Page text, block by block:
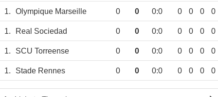
1. Olympique Marseille 0 0 0:0 0 0 0 0
1. Real Sociedad 0 0 0:0 0 0 0 0
1. SCU Torreense 0 0 0:0 0 0 0 0
1. Stade Rennes 0 0 0:0 0 0 0 0